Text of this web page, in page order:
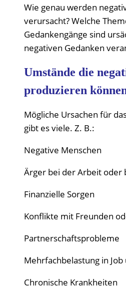
Wie genau werden
verursacht? Welche
Gedankengänge sind
negativen Gedanken
Umstände die
produzieren
Mögliche Ursachen für
gibt es viele. Z. B.:
Negative Menschen
Ärger bei der Arbeit oder
Finanzielle Sorgen
Konflikte mit Freunden
Partnerschaftsprobleme
Mehrfachbelastung in Job
Chronische Krankheiten